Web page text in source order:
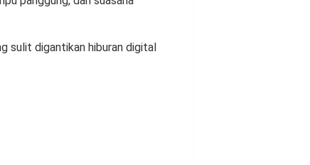
sulit digantikan hiburan digital